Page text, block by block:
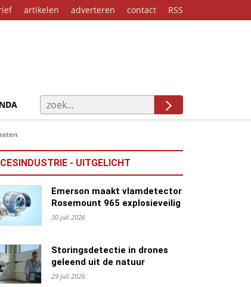
artikelen adverteren contact RSS
- UITGELICHT
Emerson maakt vlamdetector
Rosemount 965 explosieveilig
30 juli 2026
Storingsdetectie in drones
geleend uit de natuur
29 juli 2026